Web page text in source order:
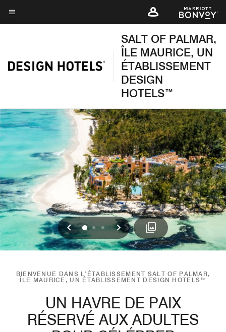
Skip
toTexte du menu
SALT OF PALMAR,
ÎLE MAURICE, UN
ÉTABLISSEMENT
DESIGN
HOTELS™
Précédent
012 Suivant
BIENVENUE DANS L’ÉTABLISSEMENT SALT OF PALMAR,
ÎLE MAURICE, UN ÉTABLISSEMENT DESIGN HOTELS™
UN HAVRE DE PAIX
RÉSERVÉ AUX ADULTES